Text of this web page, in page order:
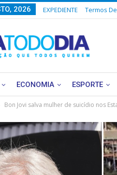
2026 EXPEDIENTE Termos
ECONOMIA ESPORTE
Bon Jovi salva mulher de suicídio nos